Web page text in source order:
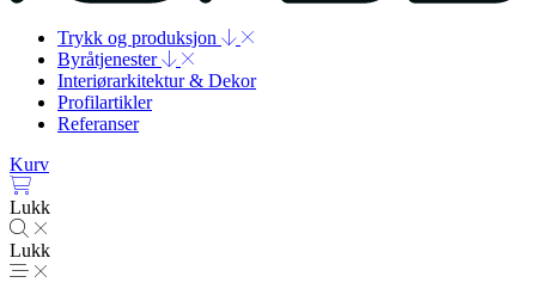
Trykk og produksjon
Byråtjenester
Interiørarkitektur & Dekor
Profilartikler
Referanser
Kurv
Lukk
Lukk